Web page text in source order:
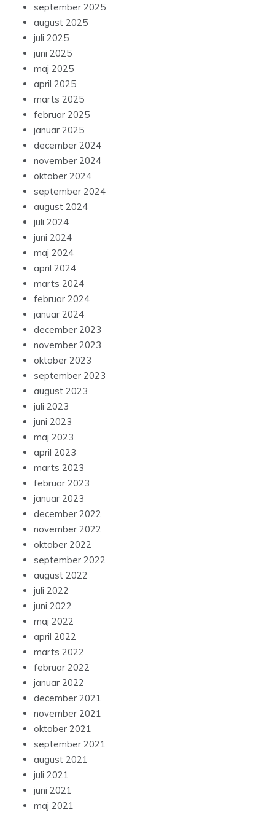
september 2025
august 2025
juli 2025
juni 2025
maj 2025
april 2025
marts 2025
februar 2025
januar 2025
december 2024
november 2024
oktober 2024
september 2024
august 2024
juli 2024
juni 2024
maj 2024
april 2024
marts 2024
februar 2024
januar 2024
december 2023
november 2023
oktober 2023
september 2023
august 2023
juli 2023
juni 2023
maj 2023
april 2023
marts 2023
februar 2023
januar 2023
december 2022
november 2022
oktober 2022
september 2022
august 2022
juli 2022
juni 2022
maj 2022
april 2022
marts 2022
februar 2022
januar 2022
december 2021
november 2021
oktober 2021
september 2021
august 2021
juli 2021
juni 2021
maj 2021